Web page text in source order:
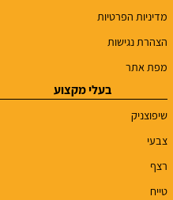
מדיניות הפרטיות
הצהרת נגישות
מפת אתר
בעלי מקצוע
שיפוצניק
צבעי
רצף
טייח